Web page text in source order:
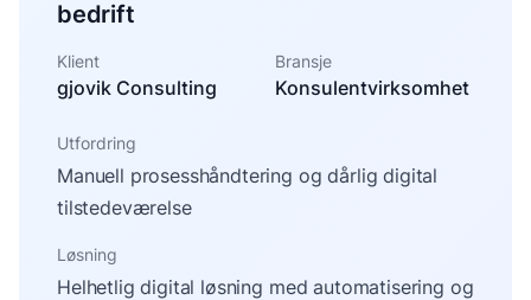
bedrift
Klient
gjovik Consulting
Bransje
Konsulentvirksomhet
Utfordring
Manuell prosesshåndtering og dårlig digital
tilstedeværelse
Løsning
Helhetlig digital løsning med automatisering og